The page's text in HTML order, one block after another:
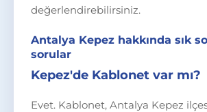
değerlendirebilirsiniz.
Antalya Kepez hakkında sık
sorular
Kepez'de Kablonet var mı?
Evet. Kablonet, Antalya Kepez